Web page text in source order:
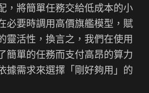
，將簡單任務交給低成本的小
必要時調用高價旗艦模型，賦
靈活性，換言之，我們在使用
簡單的任務而支付高昂的算力
據需求來選擇「剛好夠用」的